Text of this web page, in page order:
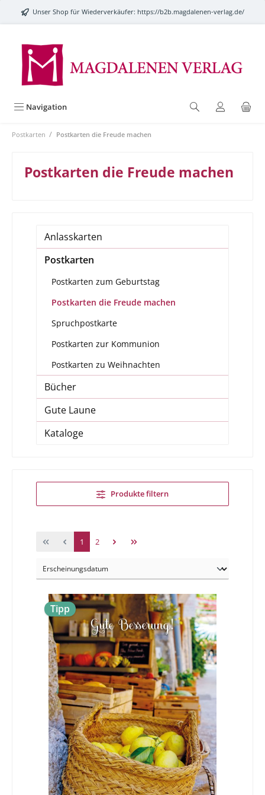
springenUnser Shop für Wiederverkäufer: https://b2b.magdalenen-verlag.de/
Navigation
Postkarten / Postkarten die Freude machen
Postkarten die Freude machen
Anlasskarten
Postkarten
Postkarten zum Geburtstag
Postkarten die Freude machen
Spruchpostkarte
Postkarten zur Kommunion
Postkarten zu Weihnachten
Bücher
Gute Laune
Kataloge
Produkte filtern
1 2
Tipp